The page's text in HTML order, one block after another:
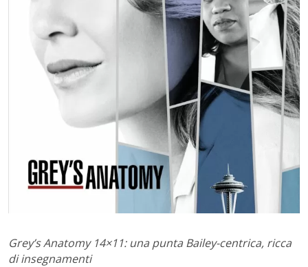
Grey’s Anatomy 14×11: una punta Bailey-centrica, ricca
di insegnamenti